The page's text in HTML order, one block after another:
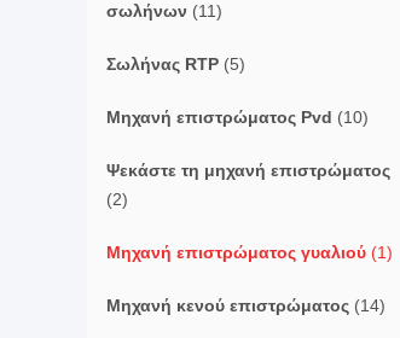
σωλήνων (11)
Σωλήνας RTP (5)
Μηχανή επιστρώματος Pvd (10)
Ψεκάστε τη μηχανή επιστρώματος
(2)
Μηχανή επιστρώματος γυαλιού (1)
Μηχανή κενού επιστρώματος (14)